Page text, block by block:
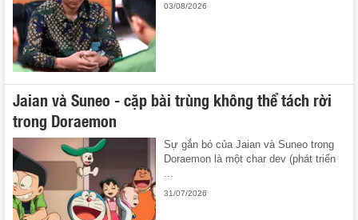
03/08/2026
Jaian và Suneo - cặp bài trùng không thể tách rời
trong Doraemon
Sự gắn bó của Jaian và Suneo trong
Doraemon là một char dev (phát triển
...
31/07/2026